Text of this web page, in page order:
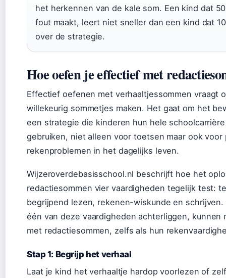
het herkennen van de kale som. Een kind dat
fout maakt, leert niet sneller dan een kind dat
over de strategie.
Hoe oefen je effectief met
Effectief oefenen met verhaaltjessommen vraagt
willekeurig sommetjes maken. Het gaat om het
een strategie die kinderen hun hele
gebruiken, niet alleen voor toetsen maar ook voor
rekenproblemen in het dagelijks leven.
Wijzeroverdebasisschool.nl beschrijft hoe het
redactiesommen vier vaardigheden tegelijk test:
begrijpend lezen, rekenen-wiskunde en
één van deze vaardigheden achterliggen, kunnen
met redactiesommen, zelfs als hun
Stap 1: Begrijp het verhaal
Laat je kind het verhaaltje hardop voorlezen of